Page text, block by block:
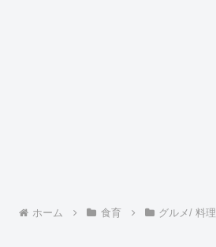
ホーム 食育 グルメ/ 料理